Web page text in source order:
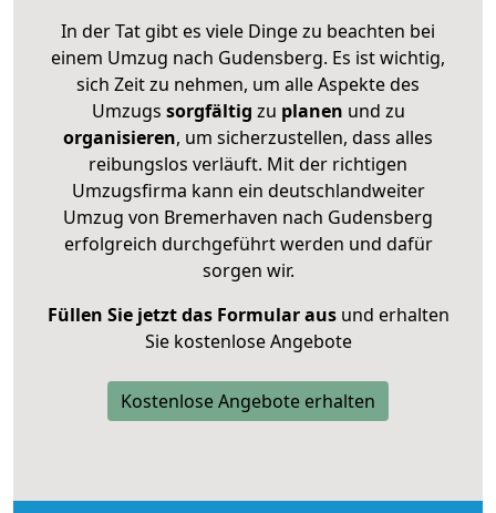
In der Tat gibt es viele Dinge zu beachten bei
einem Umzug nach Gudensberg. Es ist wichtig,
sich Zeit zu nehmen, um alle Aspekte des
Umzugs sorgfältig zu planen und zu
organisieren, um sicherzustellen, dass alles
reibungslos verläuft. Mit der richtigen
Umzugsfirma kann ein deutschlandweiter
Umzug von Bremerhaven nach Gudensberg
erfolgreich durchgeführt werden und dafür
sorgen wir.
Füllen Sie jetzt das Formular ausund erhalten
Sie kostenlose Angebote
Kostenlose Angebote erhalten